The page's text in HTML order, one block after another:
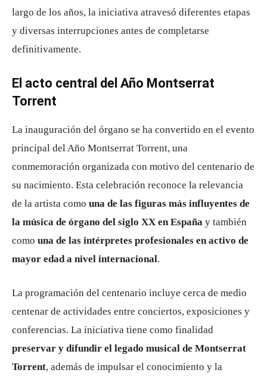
largo de los años, la iniciativa atravesó diferentes etapas
y diversas interrupciones antes de completarse
definitivamente.
El acto central del Año Montserrat
Torrent
La inauguración del órgano se ha convertido en el evento
principal del Año Montserrat Torrent, una
conmemoración organizada con motivo del centenario de
su nacimiento. Esta celebración reconoce la relevancia
de la artista como una de las figuras más influyentes de
la música de órgano del siglo XX en España y también
como una de las intérpretes profesionales en activo de
mayor edad a nivel internacional.
La programación del centenario incluye cerca de medio
centenar de actividades entre conciertos, exposiciones y
conferencias. La iniciativa tiene como finalidad
preservar y difundir el legado musical de Montserrat
Torrent, además de impulsar el conocimiento y la